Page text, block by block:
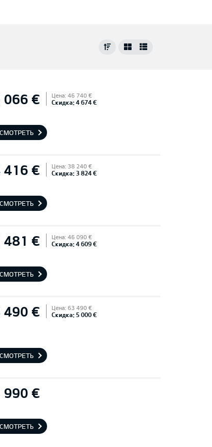
066 € Цена: 46 740 €
Скидка: 4 674 €
416 € Цена: 38 240 €
Скидка: 3 824 €
481 € Цена: 46 090 €
Скидка: 4 609 €
490 € Цена: 63 490 €
Скидка: 5 000 €
990 €